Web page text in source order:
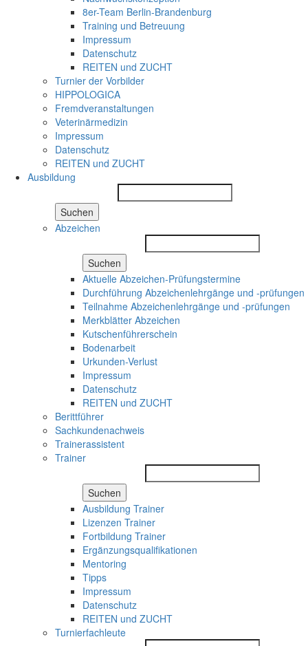
8er-Team Berlin-Brandenburg
Training und Betreuung
Impressum
Datenschutz
REITEN und ZUCHT
Turnier der Vorbilder
HIPPOLOGICA
Fremdveranstaltungen
Veterinärmedizin
Impressum
Datenschutz
REITEN und ZUCHT
Ausbildung
Suchen
Abzeichen
Suchen
Aktuelle Abzeichen-Prüfungstermine
Durchführung Abzeichenlehrgänge und -prüfungen
Teilnahme Abzeichenlehrgänge und -prüfungen
Merkblätter Abzeichen
Kutschenführerschein
Bodenarbeit
Urkunden-Verlust
Impressum
Datenschutz
REITEN und ZUCHT
Berittführer
Sachkundenachweis
Trainerassistent
Trainer
Suchen
Ausbildung Trainer
Lizenzen Trainer
Fortbildung Trainer
Ergänzungsqualifikationen
Mentoring
Tipps
Impressum
Datenschutz
REITEN und ZUCHT
Turnierfachleute